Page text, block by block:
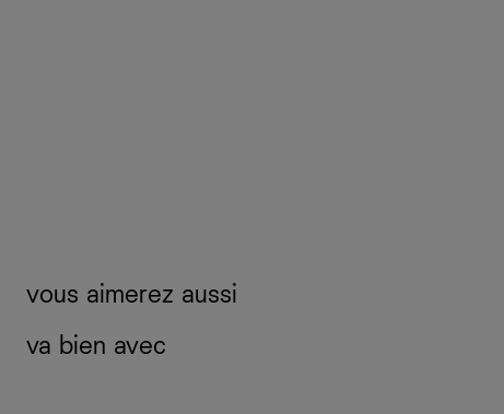
vous aimerez aussi
va bien avec